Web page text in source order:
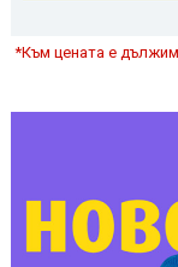
*Към цената е